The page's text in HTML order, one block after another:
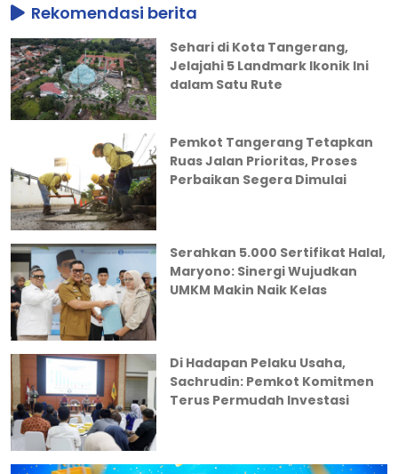
Rekomendasi berita
Sehari di Kota Tangerang,
Jelajahi 5 Landmark Ikonik Ini
dalam Satu Rute
Pemkot Tangerang Tetapkan
Ruas Jalan Prioritas, Proses
Perbaikan Segera Dimulai
Serahkan 5.000 Sertifikat Halal,
Maryono: Sinergi Wujudkan
UMKM Makin Naik Kelas
Di Hadapan Pelaku Usaha,
Sachrudin: Pemkot Komitmen
Terus Permudah Investasi